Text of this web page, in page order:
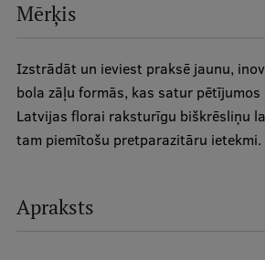
Struktūra
Vēsture un tradīcijas
Identitāte
RSU fonds
Muzeji un ekspozīcijas
Mērķis
Izstrādāt un ieviest praksē jaunu,
bola zāļu formās, kas satur
Latvijas florai raksturīgu biškrēsliņu
tam piemītošu pretparazitāru ietekmi.
Apraksts